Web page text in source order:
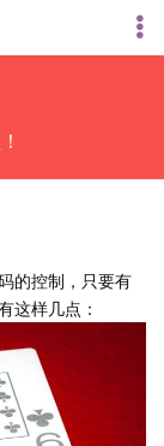
的控制，只要有
这样几点：